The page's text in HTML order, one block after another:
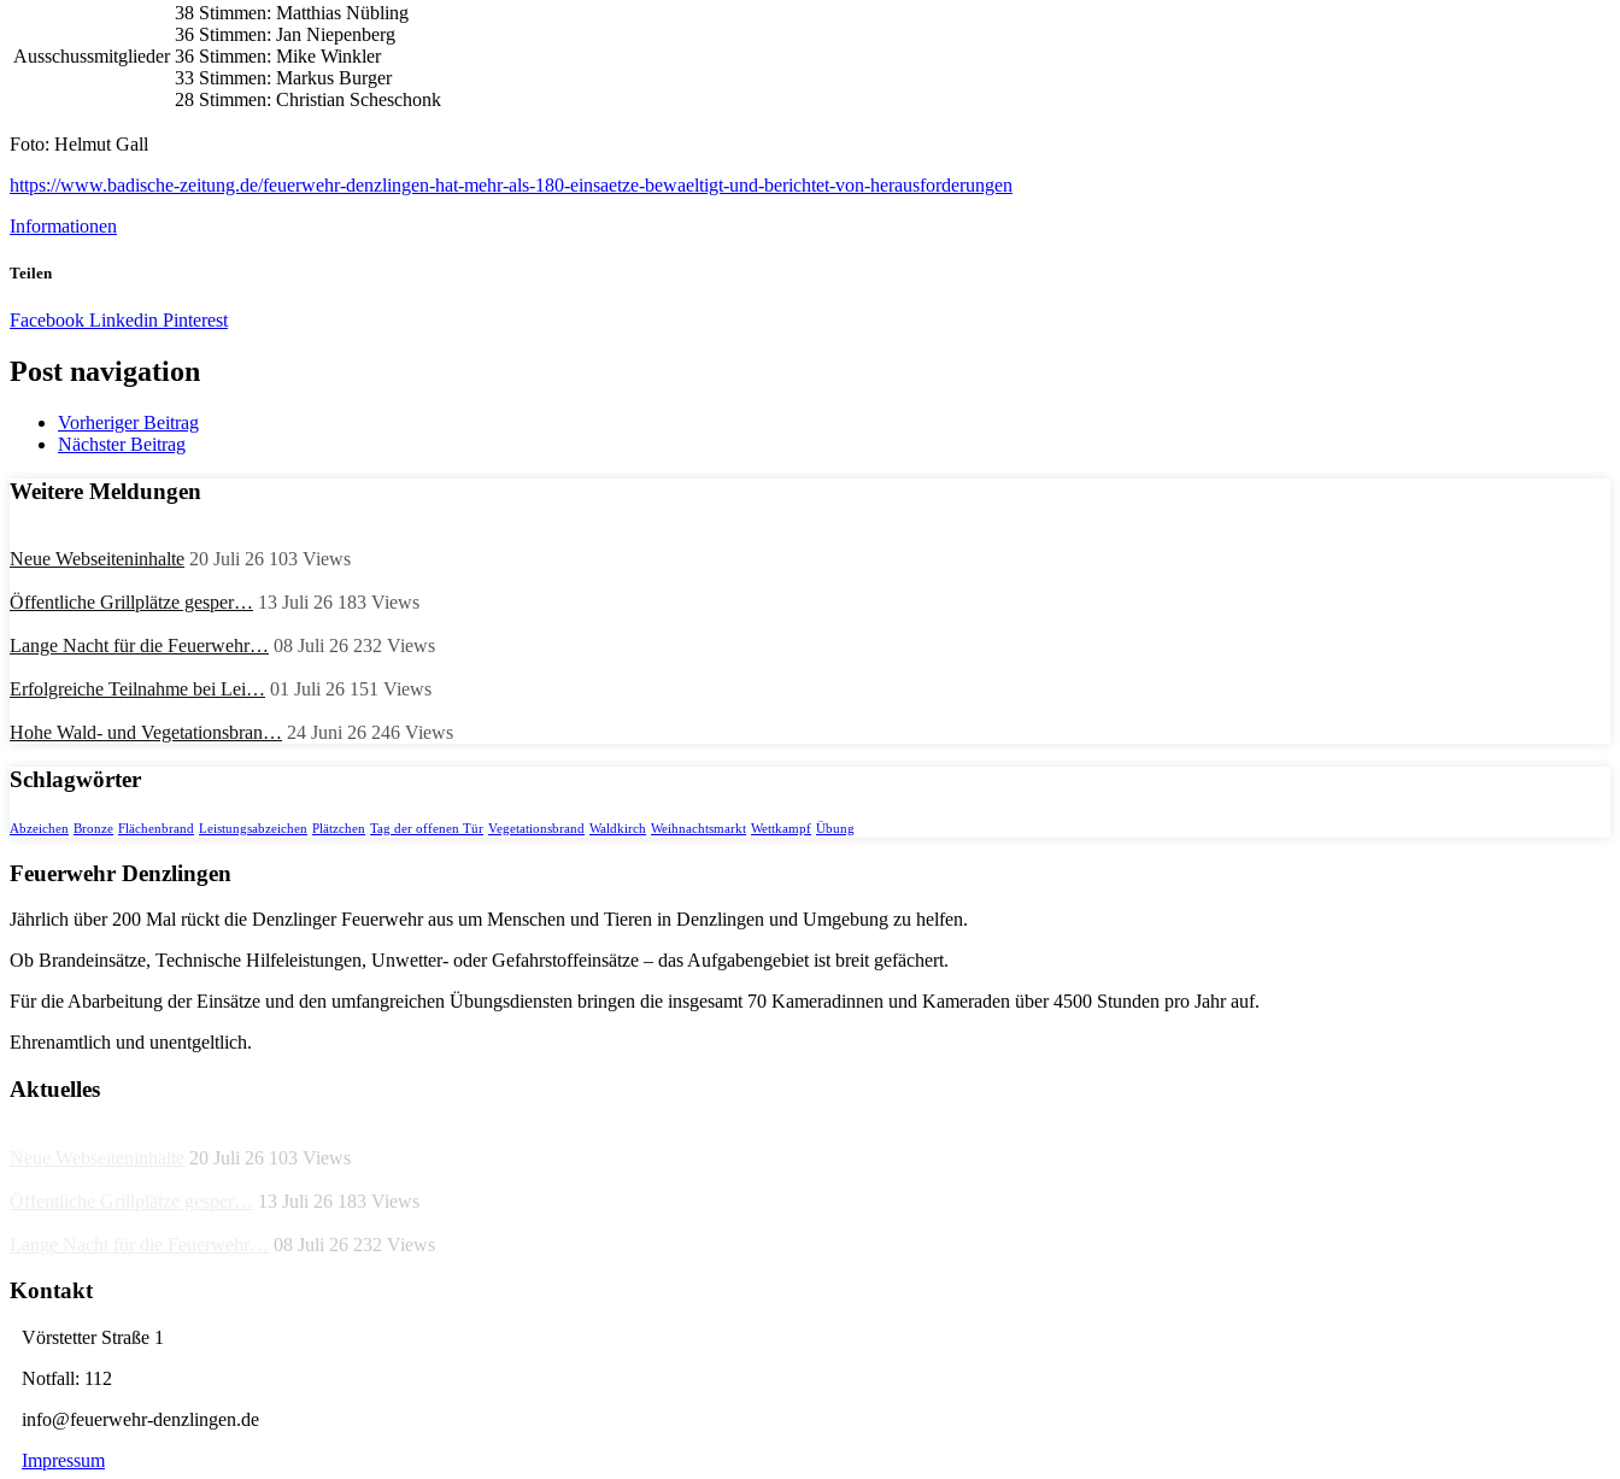
Ausschussmitglieder
38 Stimmen: Matthias Nübling
36 Stimmen: Jan Niepenberg
36 Stimmen: Mike Winkler
33 Stimmen: Markus Burger
28 Stimmen: Christian Scheschonk
Foto: Helmut Gall
https://www.badische-zeitung.de/feuerwehr-denzlingen-hat-mehr-als-180-einsaetze-bewaeltigt-und-berichtet-von-herausforderungen
Informationen
Teilen
Facebook Linkedin Pinterest
Post navigation
Vorheriger Beitrag
Nächster Beitrag
Weitere Meldungen
Neue Webseiteninhalte 20 Juli 26 103 Views
Öffentliche Grillplätze gesper… 13 Juli 26 183 Views
Lange Nacht für die Feuerwehr… 08 Juli 26 232 Views
Erfolgreiche Teilnahme bei Lei… 01 Juli 26 151 Views
Hohe Wald- und Vegetationsbran… 24 Juni 26 246 Views
Schlagwörter
Abzeichen Bronze Flächenbrand Leistungsabzeichen Plätzchen Tag der offenen Tür Vegetationsbrand Waldkirch Weihnachtsmarkt Wettkampf Übung
Feuerwehr Denzlingen
Jährlich über 200 Mal rückt die Denzlinger Feuerwehr aus um Menschen und Tieren in Denzlingen und Umgebung zu helfen.
Ob Brandeinsätze, Technische Hilfeleistungen, Unwetter- oder Gefahrstoffeinsätze – das Aufgabengebiet ist breit gefächert.
Für die Abarbeitung der Einsätze und den umfangreichen Übungsdiensten bringen die insgesamt 70 Kameradinnen und Kameraden über 4500 Stunden pro Jahr auf.
Ehrenamtlich und unentgeltlich.
Aktuelles
20 Juli 26 103 Views
13 Juli 26 183 Views
08 Juli 26 232 Views
Kontakt
Vörstetter Straße 1
Notfall: 112
info@feuerwehr-denzlingen.de
Impressum